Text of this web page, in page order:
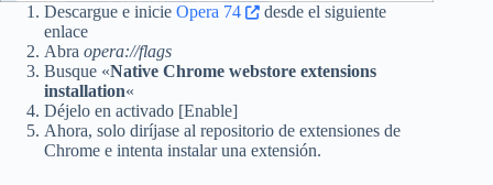
Descargue e inicie Opera 74
desde el siguiente
enlace
Abra opera://flags
Busque «Native Chrome webstore extensions
installation«
Déjelo en activado [Enable]
Ahora, solo diríjase al repositorio de extensiones de
Chrome e intenta instalar una extensión.